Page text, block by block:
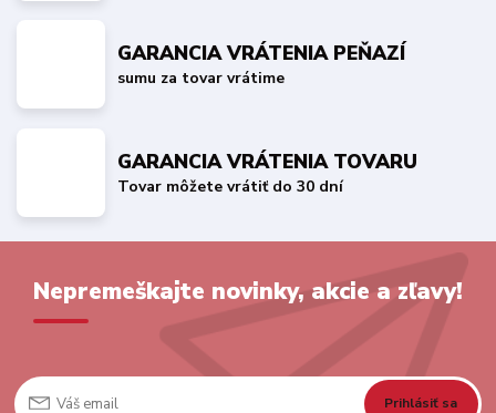
GARANCIA VRÁTENIA PEŇAZÍ
sumu za tovar vrátime
GARANCIA VRÁTENIA TOVARU
Tovar môžete vrátiť do 30 dní
Nepremeškajte novinky, akcie a zľavy!
Prihlásiť sa